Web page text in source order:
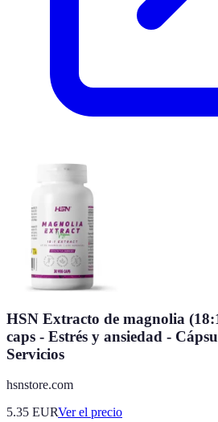
HSN Extracto de magnolia
caps - Estrés y ansiedad -
Servicios
hsnstore.com
5.35 EURVer el precio